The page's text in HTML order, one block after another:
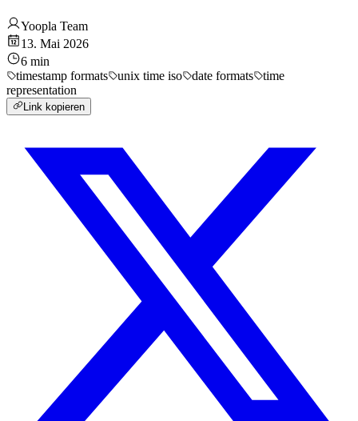
Yoopla Team
13. Mai 2026
6 min
timestamp formats
unix time iso date formats
time
representation
Link kopieren